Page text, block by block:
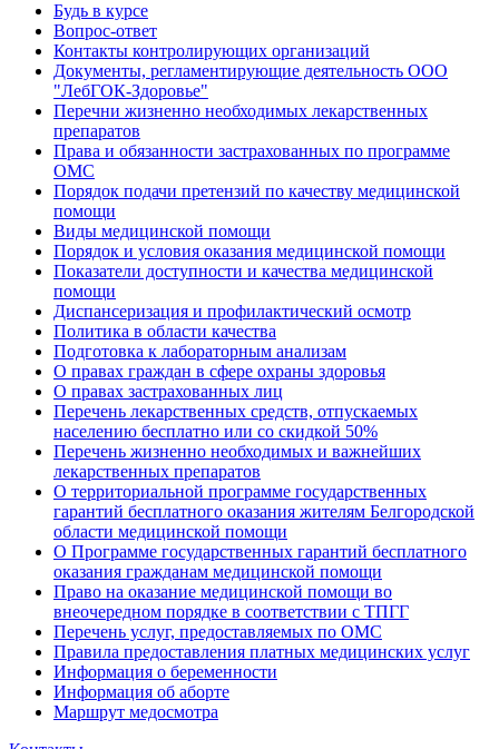
Будь в курсе
Вопрос-ответ
Контакты контролирующих организаций
Документы, регламентирующие деятельность ООО
"ЛебГОК-Здоровье"
Перечни жизненно необходимых лекарственных
препаратов
Права и обязанности застрахованных по программе
ОМС
Порядок подачи претензий по качеству медицинской
помощи
Виды медицинской помощи
Порядок и условия оказания медицинской помощи
Показатели доступности и качества медицинской
помощи
Диспансеризация и профилактический осмотр
Политика в области качества
Подготовка к лабораторным анализам
О правах граждан в сфере охраны здоровья
О правах застрахованных лиц
Перечень лекарственных средств, отпускаемых
населению бесплатно или со скидкой 50%
Перечень жизненно необходимых и важнейших
лекарственных препаратов
О территориальной программе государственных
гарантий бесплатного оказания жителям Белгородской
области медицинской помощи
О Программе государственных гарантий бесплатного
оказания гражданам медицинской помощи
Право на оказание медицинской помощи во
внеочередном порядке в соответствии с ТПГГ
Перечень услуг, предоставляемых по ОМС
Правила предоставления платных медицинских услуг
Информация о беременности
Информация об аборте
Маршрут медосмотра